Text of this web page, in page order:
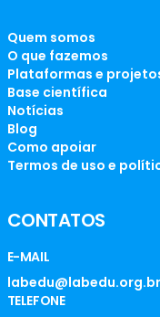
Quem somos
O que fazemos
Plataformas e
Base científica
Notícias
Blog
Como apoiar
Termos de uso e
CONTATOS
E-MAIL
labedu@labedu.org.br
TELEFONE